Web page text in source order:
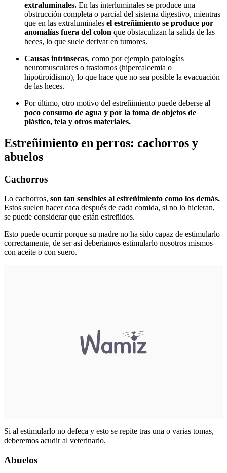
extraluminales. En las interluminales se produce una
obstrucción completa o parcial del sistema digestivo, mientras
que en las extraluminales el estreñimiento se produce por
anomalías fuera del colon que obstaculizan la salida de las
heces, lo que suele derivar en tumores.
Causas intrínsecas, como por ejemplo patologías
neuromusculares o trastornos (hipercalcemia o
hipotiroidismo), lo que hace que no sea posible la evacuación
de las heces.
Por último, otro motivo del estreñimiento puede deberse al
poco consumo de agua y por la toma de objetos de
plástico, tela y otros materiales.
Estreñimiento en perros: cachorros y
abuelos
Cachorros
Lo cachorros, son tan sensibles al estreñimiento como los demás.
Estos suelen hacer caca después de cada comida, si no lo hicieran,
se puede considerar que están estreñidos.
Esto puede ocurrir porque su madre no ha sido capaz de estimularlo
correctamente, de ser así deberíamos estimularlo nosotros mismos
con aceite o con suero.
Si al estimularlo no defeca y esto se repite tras una o varias tomas,
deberemos acudir al veterinario.
Abuelos